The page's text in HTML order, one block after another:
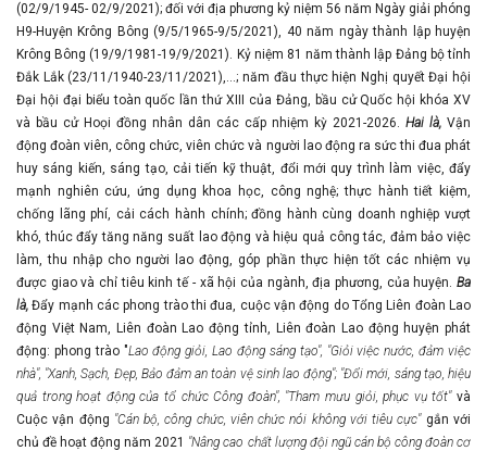
(02/9/1945- 02/9/2021); đối với địa phương kỷ niệm 56 năm Ngày giải phóng
H9-Huyện Krông Bông (9/5/1965-9/5/2021), 40 năm ngày thành lập huyện
Krông Bông (19/9/1981-19/9/2021). Kỷ niệm 81 năm thành lập Đảng bộ tỉnh
Đắk Lắk (23/11/1940-23/11/2021),…; năm đầu thực hiện Nghị quyết Đại hội
Đại hội đại biểu toàn quốc lần thứ XIII của Đảng, bầu cử Quốc hội khóa XV
và bầu cử Hoọi đồng nhân dân các cấp nhiệm kỳ 2021-2026. Hai là, Vận
động đoàn viên, công chức, viên chức và người lao động ra sức thi đua phát
huy sáng kiến, sáng tạo, cải tiến kỹ thuật, đổi mới quy trình làm việc, đẩy
mạnh nghiên cứu, ứng dụng khoa học, công nghệ; thực hành tiết kiệm,
chống lãng phí, cải cách hành chính; đồng hành cùng doanh nghiệp vượt
khó, thúc đẩy tăng năng suất lao động và hiệu quả công tác, đảm bảo việc
làm, thu nhập cho người lao động, góp phần thực hiện tốt các nhiệm vụ
được giao và chỉ tiêu kinh tế - xã hội của ngành, địa phương, của huyện. Ba
là, Đẩy mạnh các phong trào thi đua, cuộc vận động do Tổng Liên đoàn Lao
động Việt Nam, Liên đoàn Lao động tỉnh, Liên đoàn Lao động huyện phát
động: phong trào "Lao động giỏi, Lao động sáng tạo", "Giỏi việc nước, đảm việc
nhà", "Xanh, Sạch, Đẹp, Bảo đảm an toàn vệ sinh lao động"; "Đổi mới, sáng tạo, hiệu
quả trong hoạt động của tổ chức Công đoàn", "Tham mưu giỏi, phục vụ tốt" và
Cuộc vận động "Cán bộ, công chức, viên chức nói không với tiêu cực" gắn với
chủ đề hoạt động năm 2021 "Nâng cao chất lượng đội ngũ cán bộ công đoàn cơ